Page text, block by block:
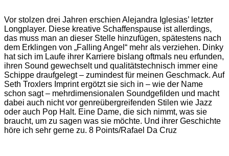
Vor stolzen drei Jahren erschien Alejandra Iglesias’ letzter
Longplayer. Diese kreative Schaffenspause ist allerdings,
das muss man an dieser Stelle hinzufügen, spätestens nach
dem Erklingen von „Falling Angel“ mehr als verziehen. Dinky
hat sich im Laufe ihrer Karriere bislang oftmals neu erfunden,
ihren Sound gewechselt und qualitätstechnisch immer eine
Schippe draufgelegt – zumindest für meinen Geschmack. Auf
Seth Troxlers Imprint ergötzt sie sich in – wie der Name
schon sagt – mehrdimensionalen Soundgefilden und macht
dabei auch nicht vor genreübergreifenden Stilen wie Jazz
oder auch Pop Halt. Eine Dame, die sich nimmt, was sie
braucht, um zu sagen was sie möchte. Und ihrer Geschichte
höre ich sehr gerne zu. 8 Points/Rafael Da Cruz